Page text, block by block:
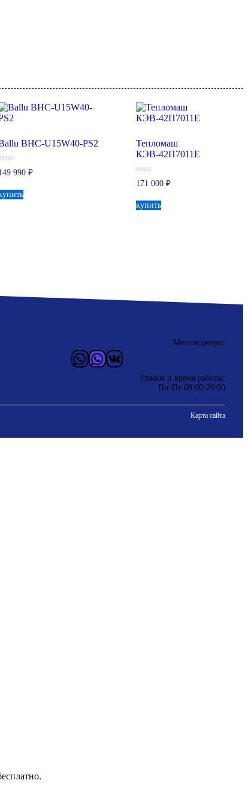
BHC-U15W40-PS2
990 ₽
Тепломаш
КЭВ-42П7011Е
0
из
171 000 ₽
купить
Мессенджеры:
WhatsApp
ViderВКонтакте
Режим и время работы:
Пн-Пт 08:00-20:00
Карта сайта